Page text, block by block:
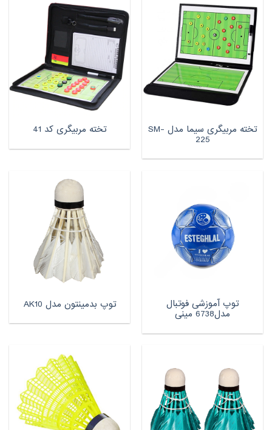
تخته مربیگری سیما مدل SM-
225
تخته مربیگری کد 41
توپ آموزشی فوتبال
مدل6738 مینی
توپ بدمینتون مدل AK10